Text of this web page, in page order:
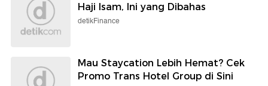
Haji Isam, Ini yang Dibahas
detikFinance
Mau Staycation Lebih Hemat? Cek
Promo Trans Hotel Group di Sini